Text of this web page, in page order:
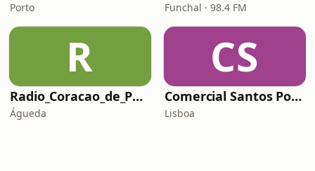
Porto Funchal · 98.4 FM
R
Radio_Coracao_de_Portugal_2024
Águeda
CS
Comercial Santos Populares
Lisboa